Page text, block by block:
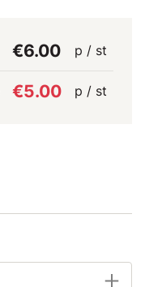
€6.00 p / st
€5.00 p / st